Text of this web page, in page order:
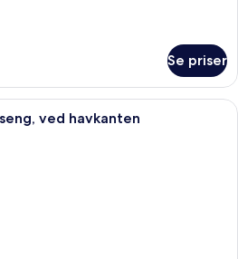
Se priser
Safe på rommet, skrivebord og
ved havkanten